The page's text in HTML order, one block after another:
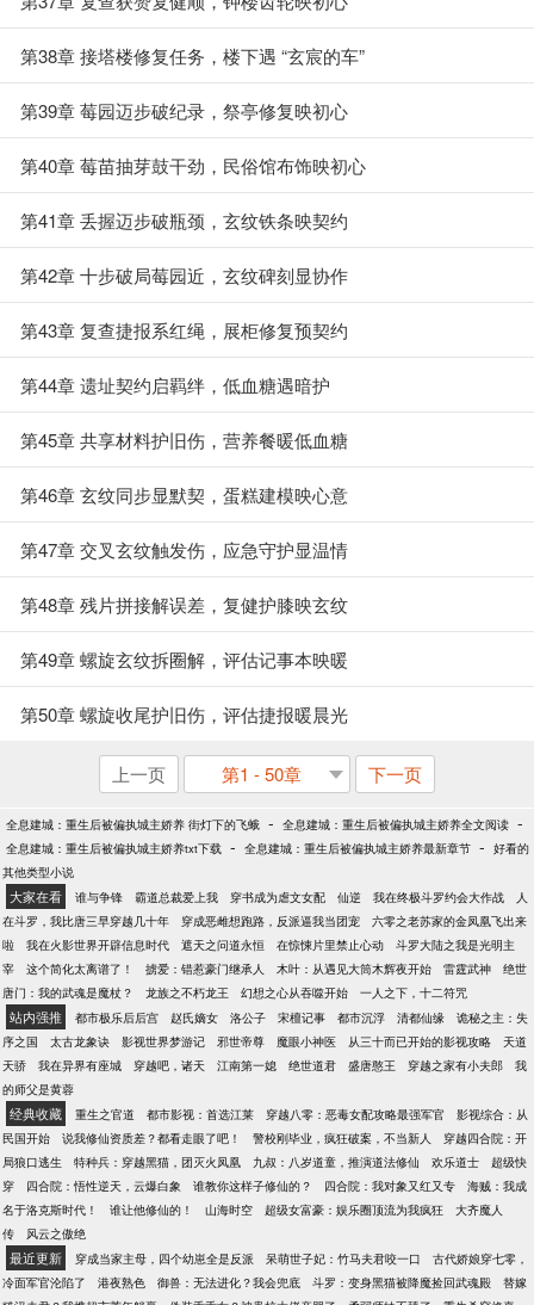
第38章 接塔楼修复任务，楼下遇 “玄宸的车”
第39章 莓园迈步破纪录，祭亭修复映初心
第40章 莓苗抽芽鼓干劲，民俗馆布饰映初心
第41章 丢握迈步破瓶颈，玄纹铁条映契约
第42章 十步破局莓园近，玄纹碑刻显协作
第43章 复查捷报系红绳，展柜修复预契约
第44章 遗址契约启羁绊，低血糖遇暗护
第45章 共享材料护旧伤，营养餐暖低血糖
第46章 玄纹同步显默契，蛋糕建模映心意
第47章 交叉玄纹触发伤，应急守护显温情
第48章 残片拼接解误差，复健护膝映玄纹
第49章 螺旋玄纹拆圈解，评估记事本映暖
第50章 螺旋收尾护旧伤，评估捷报暖晨光
上一页 第1 - 50章 下一页
全息建城：重生后被偏执城主娇养 街灯下的飞蛾 - 全息建城：重生后被偏执城主娇养全文阅读 -
全息建城：重生后被偏执城主娇养txt下载 - 全息建城：重生后被偏执城主娇养最新章节 - 好看的
其他类型小说
大家在看 谁与争锋 霸道总裁爱上我 穿书成为虐文女配 仙逆 我在终极斗罗约会大作战
人
在斗罗，我比唐三早穿越几十年
穿成恶雌想跑路，反派逼我当团宠
六零之老苏家的金凤凰飞出来
啦
我在火影世界开辟信息时代 遮天之问道永恒 在惊悚片里禁止心动
斗罗大陆之我是光明主
宰
这个简化太离谱了！ 掳爱：错惹豪门继承人 木叶：从遇见大筒木辉夜开始 雷霆武神
绝世
唐门：我的武魂是魔杖？
龙族之不朽龙王 幻想之心从吞噬开始 一人之下，十二符咒
站内强推 都市极乐后后宫 赵氏嫡女 洛公子 宋檀记事 都市沉浮 清都仙缘
诡秘之主：失
序之国
太古龙象诀 影视世界梦游记 邪世帝尊 魔眼小神医 从三十而已开始的影视攻略
天道
天骄
我在异界有座城 穿越吧，诸天 江南第一媳 绝世道君 盛唐憨王 穿越之家有小夫郎
我
的师父是黄蓉
经典收藏 重生之官道 都市影视：首选江莱 穿越八零：恶毒女配攻略最强军官
影视综合：从
民国开始
说我修仙资质差？都看走眼了吧！ 警校刚毕业，疯狂破案，不当新人
穿越四合院：开
局狼口逃生
特种兵：穿越黑猫，团灭火凤凰 九叔：八岁道童，推演道法修仙 欢乐道士
超级快
穿
四合院：悟性逆天，云爆白象 谁教你这样子修仙的？ 四合院：我对象又红又专
海贼：我成
名于洛克斯时代！
谁让他修仙的！ 山海时空 超级女富豪：娱乐圈顶流为我疯狂
大齐魔人
传
风云之傲绝
最近更新 穿成当家主母，四个幼崽全是反派 呆萌世子妃：竹马夫君咬一口
古代娇娘穿七零，
冷面军官沦陷了
港夜熟色 御兽：无法进化？我会兜底 斗罗：变身黑猫被降魔捡回武魂殿
替嫁